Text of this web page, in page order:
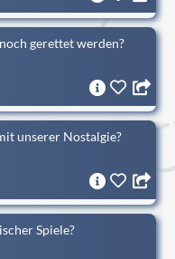
gerettet werden?
unserer Nostalgie?
Spiele?